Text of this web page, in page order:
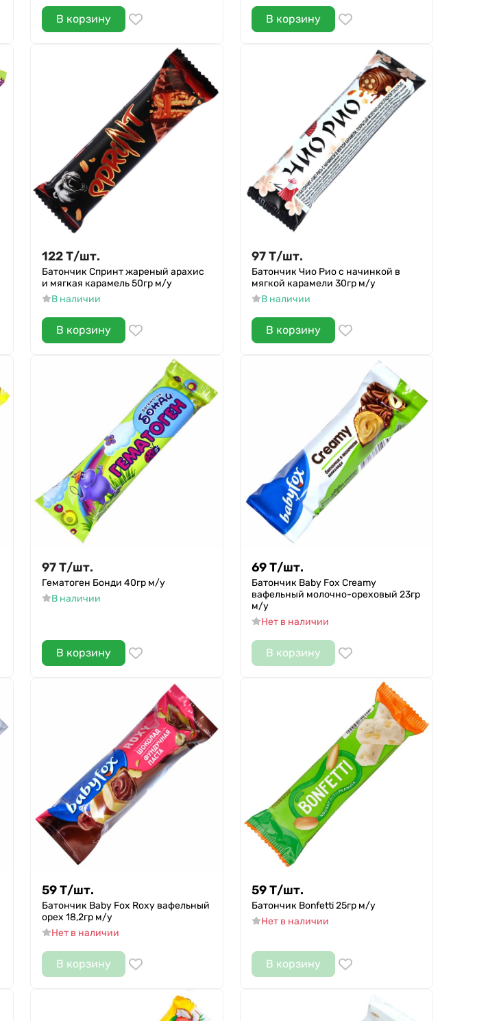
В корзину В корзину
122Т/шт.
Батончик Спринт жареный арахис
и мягкая карамель 50гр м/у
В наличии
В корзину
97Т/шт.
Батончик Чио Рио с начинкой в
мягкой карамели 30гр м/у
В наличии
В корзину
97Т/шт.
Гематоген Бонди 40гр м/у
В наличии
В корзину
69Т/шт.
Батончик Baby Fox Creamy
вафельный молочно-ореховый 23гр
м/у
Нет в наличии
В корзину
59Т/шт.
Батончик Baby Fox Roxy вафельный
орех 18,2гр м/у
Нет в наличии
В корзину
59Т/шт.
Батончик Bonfetti 25гр м/у
Нет в наличии
В корзину